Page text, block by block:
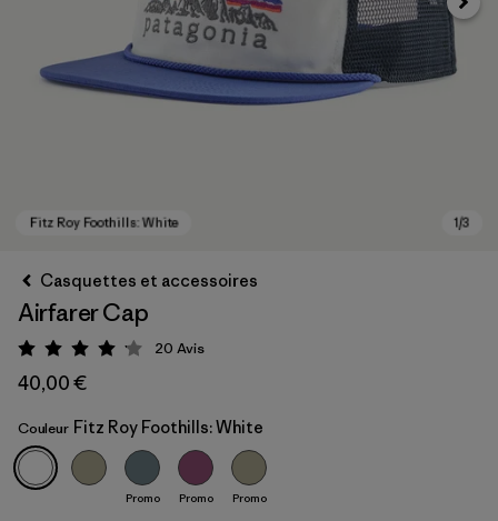
Fitz Roy Foothills: White
Casquettes et accessoires
Airfarer Cap
Évaluation: 4.1 / 5
20 Avis
40,00 €
Couleur Fitz Roy Foothills: White
Promo Promo Promo